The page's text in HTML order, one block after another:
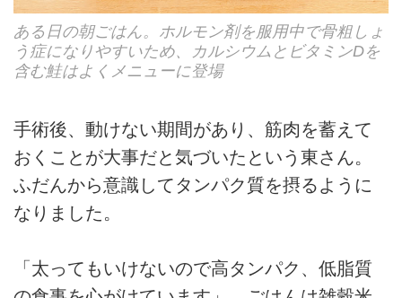
ある日の朝ごはん。ホルモン剤を服用中で骨粗しょ
う症になりやすいため、カルシウムとビタミンDを
含む鮭はよくメニューに登場
手術後、動けない期間があり、筋肉を蓄えて
おくことが大事だと気づいたという東さん。
ふだんから意識してタンパク質を摂るように
なりました。
「太ってもいけないので高タンパク、低脂質